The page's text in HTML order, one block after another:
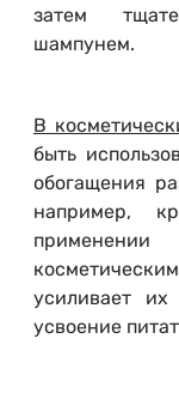
затем
шампунем.
В
быть
обогащения
например,
усиливает
усвоение